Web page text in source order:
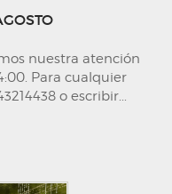
nuestra atención
Para cualquier
o escribir...